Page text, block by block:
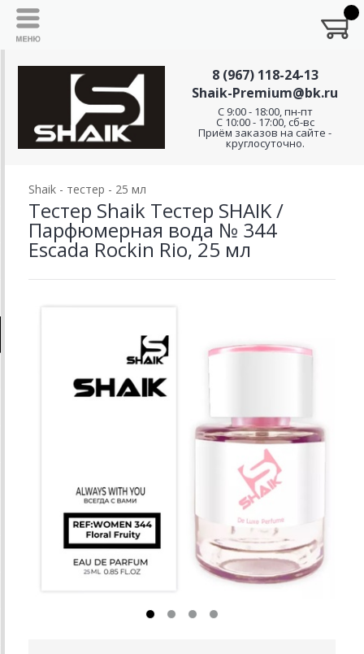
8 (967) 118-24-13
Shaik-Premium@bk.ru
C 9:00 - 18:00, пн-пт
С 10:00 - 17:00, сб-вс
Приём заказов на сайте -
круглосуточно.
Shaik - тестер - 25 мл
Тестер Shaik Тестер SHAIK /
Парфюмерная вода № 344
Escada Rockin Rio, 25 мл